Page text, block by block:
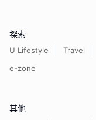
探索
U Lifestyle Travel
e-zone
其他